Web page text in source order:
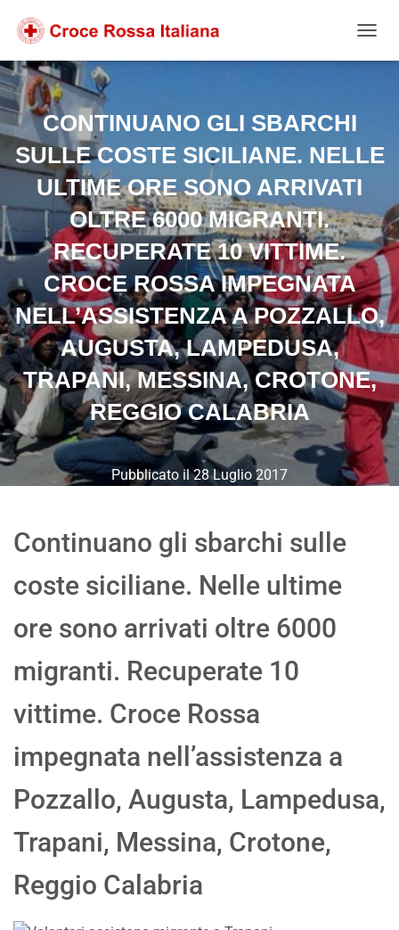
contenuto
alla
navigazione
footer
CONTINUANO GLI SBARCHI
SULLE COSTE SICILIANE. NELLE
ULTIME ORE SONO ARRIVATI
OLTRE 6000 MIGRANTI.
RECUPERATE 10 VITTIME.
CROCE ROSSA IMPEGNATA
NELL’ASSISTENZA A POZZALLO,
AUGUSTA, LAMPEDUSA,
TRAPANI, MESSINA, CROTONE,
REGGIO CALABRIA
Pubblicato il28 Luglio 2017
Continuano gli sbarchi sulle
coste siciliane. Nelle ultime
ore sono arrivati oltre 6000
migranti. Recuperate 10
vittime. Croce Rossa
impegnata nell’assistenza a
Pozzallo, Augusta, Lampedusa,
Trapani, Messina, Crotone,
Reggio Calabria